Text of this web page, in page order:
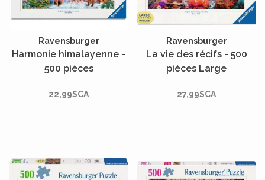
Ravensburger
Harmonie himalayenne -
500 pièces
22,99$CA
Ravensburger
La vie des récifs - 500
pièces Large
27,99$CA